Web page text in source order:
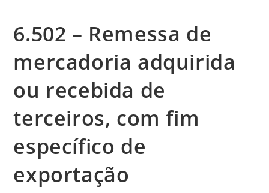
6.502 – Remessa de
mercadoria adquirida
ou recebida de
terceiros, com fim
específico de
exportação